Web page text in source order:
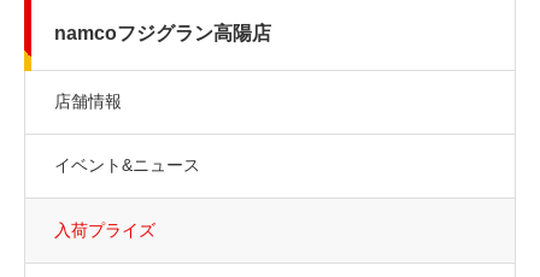
namcoフジグラン高陽店
店舗情報
イベント&ニュース
入荷プライズ